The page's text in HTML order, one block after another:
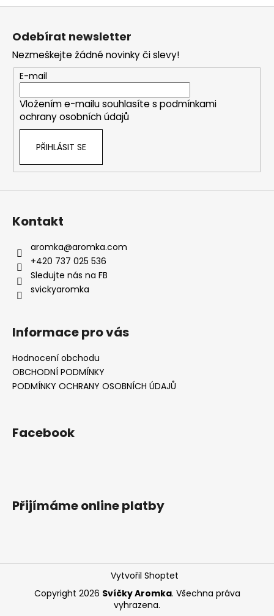
Z
Odebírat newsletter
Nezmeškejte žádné novinky či slevy!
E-mail
Vložením e-mailu souhlasíte s podmínkami
ochrany osobních údajů
PŘIHLÁSIT SE
Kontakt
aromka@aromka.com
+420 737 025 536
Sledujte nás na FB
svickyaromka
Informace pro vás
Hodnocení obchodu
OBCHODNÍ PODMÍNKY
PODMÍNKY OCHRANY OSOBNÍCH ÚDAJŮ
Facebook
Přijímáme online platby
Vytvořil Shoptet
Copyright 2026 Svíčky Aromka. Všechna práva
vyhrazena.